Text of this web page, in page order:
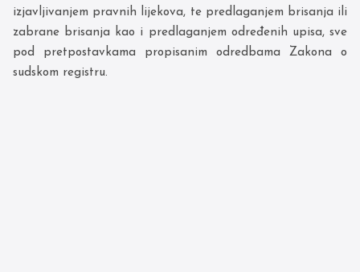
izjavljivanjem pravnih lijekova, te predlaganjem brisanja ili
zabrane brisanja kao i predlaganjem određenih upisa, sve
pod pretpostavkama propisanim odredbama Zakona o
sudskom registru.